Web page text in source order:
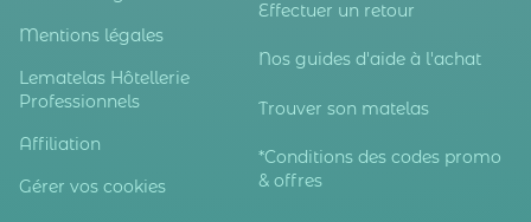
Mentions légales
Lematelas Hôtellerie
Professionnels
Affiliation
Gérer vos cookies
Effectuer un retour
Nos guides d'aide à l'achat
Trouver son matelas
*Conditions des codes promo
& offres